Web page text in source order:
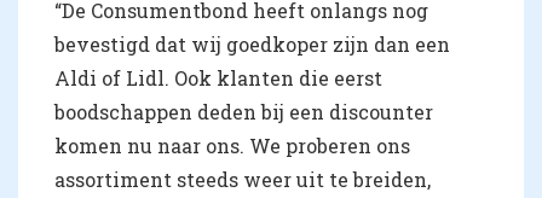
“De Consumentbond heeft onlangs nog
bevestigd dat wij goedkoper zijn dan een
Aldi of Lidl. Ook klanten die eerst
boodschappen deden bij een discounter
komen nu naar ons. We proberen ons
assortiment steeds weer uit te breiden,